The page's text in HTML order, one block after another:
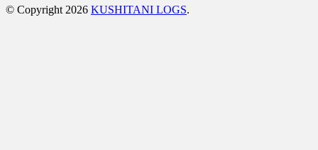
© Copyright 2026 KUSHITANI LOGS.